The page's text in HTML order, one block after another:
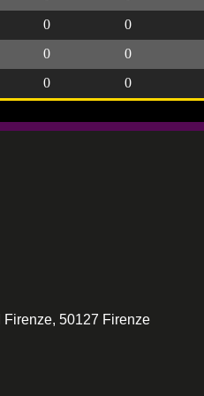
0 0
0 0
0 0
50127 Firenze